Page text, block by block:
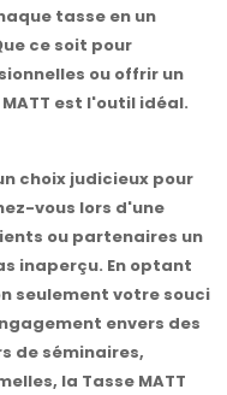
tasse en un
ce soit pour
ou offrir un
est l'outil idéal.
choix judicieux pour
vous lors d'une
ou partenaires un
inaperçu. En optant
seulement votre souci
envers des
de séminaires,
la Tasse MATT